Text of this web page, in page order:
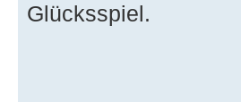
Glücksspiel.